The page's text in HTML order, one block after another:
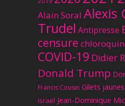
Alain Soral Alexis
Trudel Antipresse
censure
COVID-19 Didier
Donald Trump
Francis Cousin Gilets jaunes
Israël Jean-Dominique